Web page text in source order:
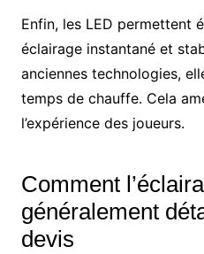
Enfin, les LED permettent
éclairage instantané et
anciennes technologies,
temps de chauffe. Cela
l’expérience des joueurs.
Comment
généralement
devis